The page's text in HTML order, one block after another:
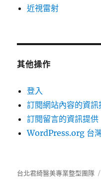
近視雷射
其他操作
登入
訂閱網站內容的資訊
訂閱留言的資訊提供
WordPress.org 台
台北君綺醫美專業整型團隊